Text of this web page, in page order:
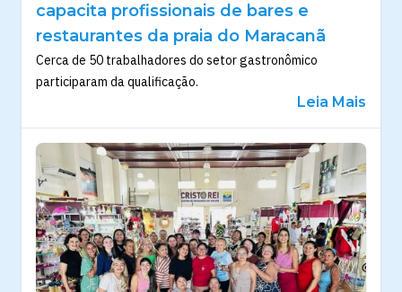
capacita profissionais de bares e
restaurantes da praia do Maracanã
Cerca de 50 trabalhadores do setor gastronômico
participaram da qualificação.
Leia Mais